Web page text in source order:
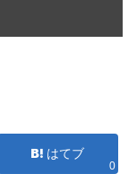
はてブ
0